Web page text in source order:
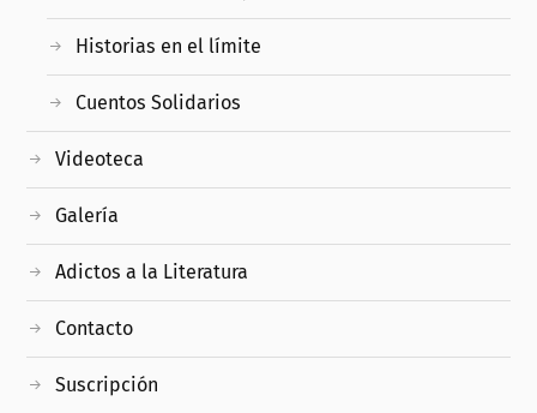
Historias en el límite
Cuentos Solidarios
Videoteca
Galería
Adictos a la Literatura
Contacto
Suscripción